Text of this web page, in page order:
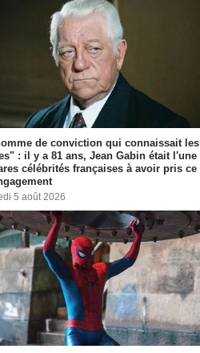
de conviction qui connaissait les
: il y a 81 ans, Jean Gabin était l'une
célébrités françaises à avoir pris ce
5 août 2026